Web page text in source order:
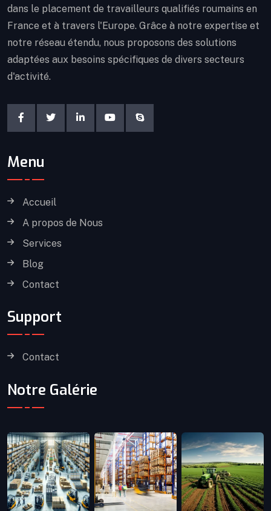
dans le placement de travailleurs qualifiés roumains en
France et à travers l'Europe. Grâce à notre expertise et
notre réseau étendu, nous proposons des solutions
adaptées aux besoins spécifiques de divers secteurs
d'activité.
Menu
Accueil
A propos de Nous
Services
Blog
Contact
Support
Contact
Notre Galérie